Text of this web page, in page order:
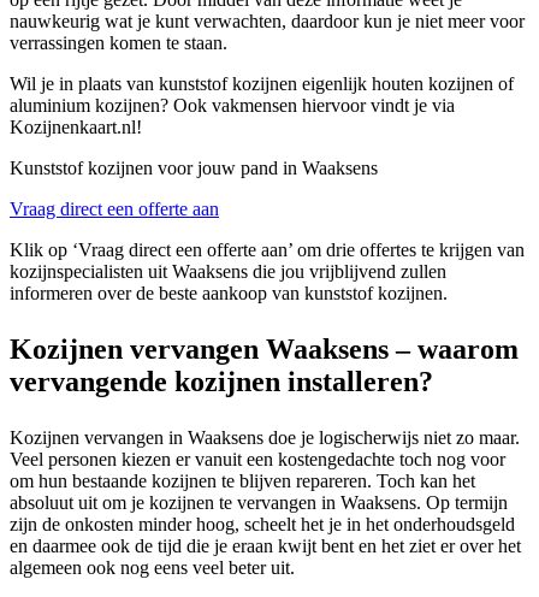
nauwkeurig wat je kunt verwachten, daardoor kun je niet meer voor
verrassingen komen te staan.
Wil je in plaats van kunststof kozijnen eigenlijk houten kozijnen of
aluminium kozijnen? Ook vakmensen hiervoor vindt je via
Kozijnenkaart.nl!
Kunststof kozijnen voor jouw pand in Waaksens
Vraag direct een offerte aan
Klik op ‘Vraag direct een offerte aan’ om drie offertes te krijgen van
kozijnspecialisten uit Waaksens die jou vrijblijvend zullen
informeren over de beste aankoop van kunststof kozijnen.
Kozijnen vervangen Waaksens – waarom
vervangende kozijnen installeren?
Kozijnen vervangen in Waaksens doe je logischerwijs niet zo maar.
Veel personen kiezen er vanuit een kostengedachte toch nog voor
om hun bestaande kozijnen te blijven repareren. Toch kan het
absoluut uit om je kozijnen te vervangen in Waaksens. Op termijn
zijn de onkosten minder hoog, scheelt het je in het onderhoudsgeld
en daarmee ook de tijd die je eraan kwijt bent en het ziet er over het
algemeen ook nog eens veel beter uit.